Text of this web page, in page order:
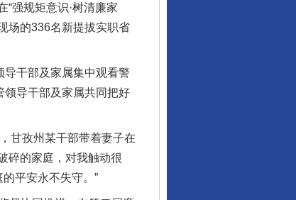
强规矩意识·树清廉家
场的336名新提拔实职省
干部及家属集中观看警
领导干部及家属共同把好
甘孜州某干部带着妻子在
碎的家庭，对我触动很
平安永不失守。”